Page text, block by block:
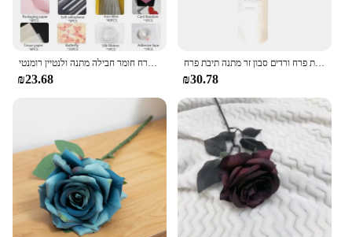
קריאייטיב פרפר בעבודת יד חומר תיק כלה כלה כלה חתונה חתונה פרח חומר חבילה מתנה ולנטיין רומנטי
₪23.68
יום האהבה המלאכותית פרח ורדים סבון זר מתנה תיבת פרח Creative חברה אשתו זר יום הולדת אמא
₪30.78